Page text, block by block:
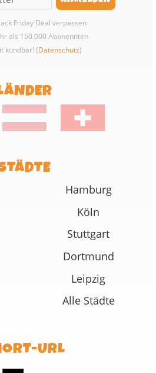
Friday Deal verpassen
als 150.000 Abonennten
kündbar! (Datenschutz)
Hamburg
Köln
Stuttgart
Dortmund
Leipzig
Alle Städte
URL